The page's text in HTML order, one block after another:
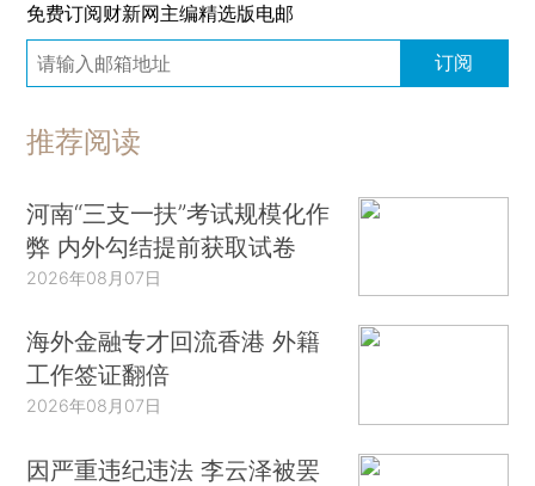
免费订阅财新网主编精选版电邮
订阅
推荐阅读
河南“三支一扶”考试规模化作
弊 内外勾结提前获取试卷
2026年08月07日
海外金融专才回流香港 外籍
工作签证翻倍
2026年08月07日
因严重违纪违法 李云泽被罢